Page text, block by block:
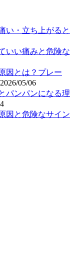
い・立ち上がると
いい痛みと危険な
因とは？プレー
2026/05/06
パンパンになる理
因と危険なサイン